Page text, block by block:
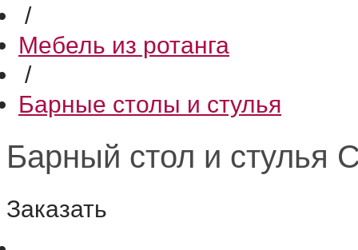
/
Мебель из ротанга
/
Барные столы и стулья
Барный стол и стулья
Заказать